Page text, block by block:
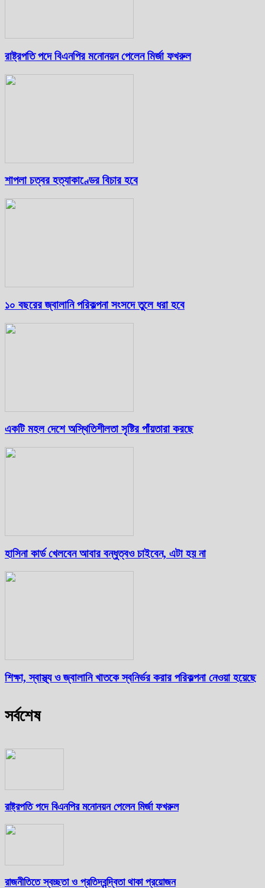
রাষ্ট্রপতি পদে বিএনপির মনোনয়ন পেলেন মির্জা ফখরুল
শাপলা চত্বর হত্যাকাণ্ডের বিচার হবে
১০ বছরের জ্বালানি পরিকল্পনা সংসদে তুলে ধরা হবে
একটি মহল দেশে অস্থিতিশীলতা সৃষ্টির পাঁয়তারা করছে
হাসিনা কার্ড খেলবেন আবার বন্ধুত্বও চাইবেন, এটা হয় না
শিক্ষা, স্বাস্থ্য ও জ্বালানি খাতকে স্বনির্ভর করার পরিকল্পনা নেওয়া হয়েছে
সর্বশেষ
রাষ্ট্রপতি পদে বিএনপির মনোনয়ন পেলেন মির্জা ফখরুল
রাজনীতিতে স্বচ্ছতা ও প্রতিদ্বন্দ্বিতা থাকা প্রয়োজন